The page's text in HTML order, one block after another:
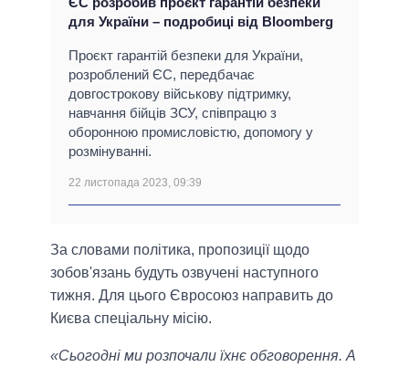
для України – подробиці від Bloomberg
Проєкт гарантій безпеки для України,
розроблений ЄС, передбачає
довгострокову військову підтримку,
навчання бійців ЗСУ, співпрацю з
оборонною промисловістю, допомогу у
розмінуванні.
22 листопада 2023, 09:39
За словами політика, пропозиції щодо
зобов'язань будуть озвучені наступного
тижня. Для цього Євросоюз направить до
Києва спеціальну місію.
«Сьогодні ми розпочали їхнє обговорення. А